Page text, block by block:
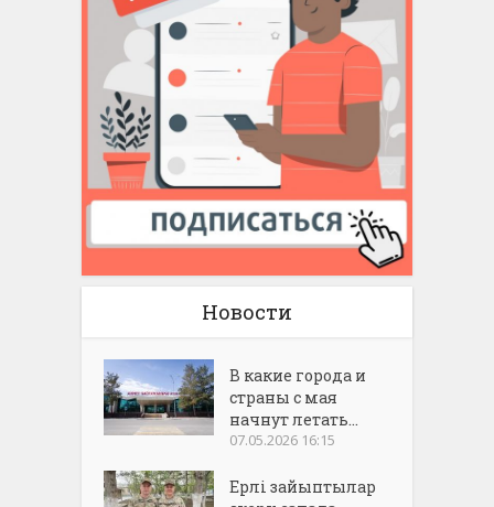
Новости
В какие города и
страны с мая
начнут летать...
07.05.2026 16:15
Ерлі зайыптылар